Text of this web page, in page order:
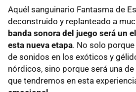
Aquél sanguinario Fantasma de
deconstruido y replanteado a
banda sonora del juego será un
esta nueva etapa. No solo
de sonidos en los exóticos y
nórdicos, sino porque será una
que tendremos en esta